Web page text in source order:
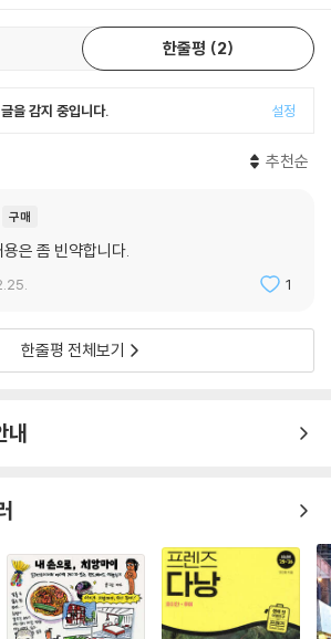
내 교통
기서!
더한다면 입맛에 딱 맞는 여행의 즐거움을 느낄
맞춤 투어 & 액티비티
받았던 여행지답게, 베트남에는 여행의 대미를
을 여행하는 메콩 델타 투어, 베트남 전쟁을 경험
트남 곳곳에 대한 이해를 돕는 투어가 있고 양 베
같이 여유로운 휴양 투어도 준비되어 있다. 또, 천
는 각종 오프로드, 폭포를 탐험하는 캐니어닝까
를 기다리고 있다. 『리얼 호치민』은 가장 인기
티를 호치민, 베트남 남부에서 즐겨보자!
에서 가장 사랑받는 음식 중 하나! 한국인 입맛에
좋은 음식으로 손꼽히는 게 그 이유다. 그리고 호
주 저렴하고, 훨씬 다양한 종류의 베트남 음식이
레스토랑부터 로컬 식당, 북부에서 남부까지, 모
한줄평 2
을 감지 중입니다. 설정
추천순
구매
은 좀 빈약합니다.
1
한줄평 전체보기
내